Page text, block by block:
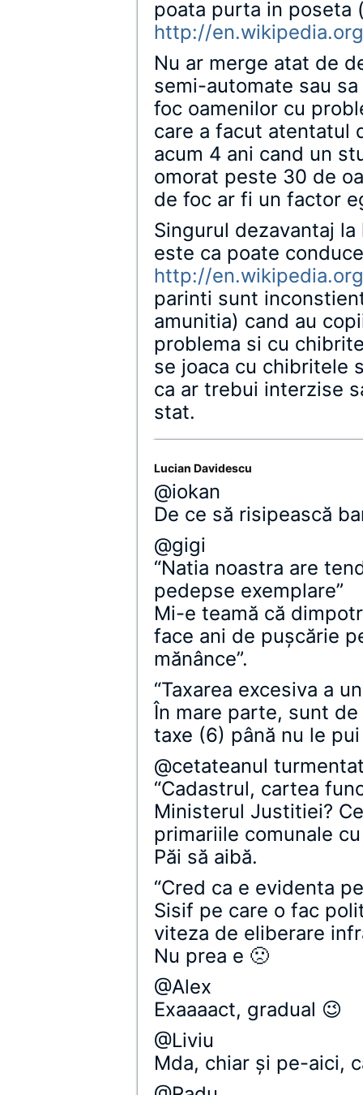
poata purta in poseta
http://
Nu ar merge atat de
semi-automate sau
foc oamenilor cu
care a facut atentatul
acum 4 ani cand un
omorat peste 30 de
de foc ar fi un factor
Singurul dezavantaj
este ca poate
http://
parinti sunt
amunitia) cand au
problema si cu
se joaca cu chibritele
ca ar trebui interzise
stat.
Lucian Davidescu
@iokan
De ce să risipească
@gigi
“Natia noastra are
pedepse exemplare”
Mi-e teamă că
face ani de puşcărie
mănânce”.
“Taxarea excesiva a
În mare parte, sunt
taxe (6) până nu le
@cetateanul
“Cadastrul, cartea
Ministerul Justitiei?
primariile comunale
Păi să aibă.
“Cred ca e evidenta
Sisif pe care o fac
viteza de eliberare
Nu prea e 🙁
@Alex
Exaaaact, gradual 😉
@Liviu
Mda, chiar şi pe-aici,